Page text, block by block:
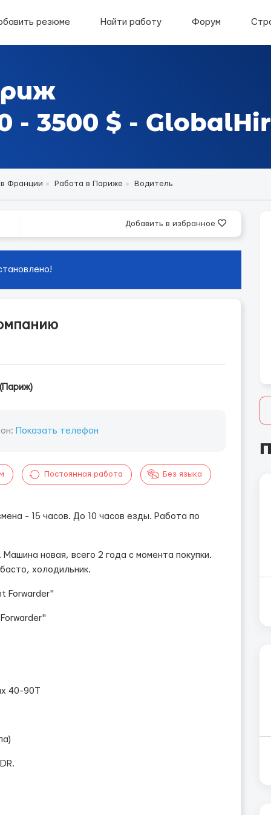
резюме Найти работу Форум
- 3500 $ -
Франции Работа в Париже Водитель
Добавить в избранное
Показать телефон
Постоянная работа Без языка
- 15 часов. До 10 часов езды. Работа по
новая, всего 2 года с момента покупки.
холодильник.
Forwarder"
40-90Т